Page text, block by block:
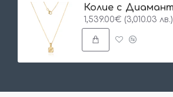
1,539.00€ (3,010.03 лв.)